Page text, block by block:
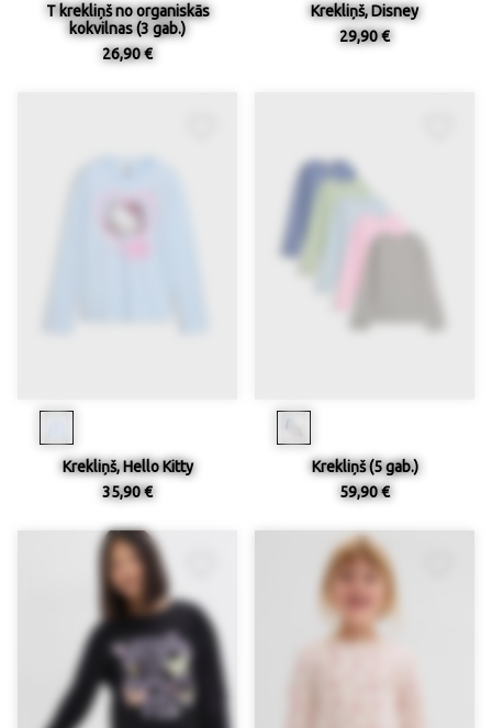
T krekliņš no organiskās
kokvilnas (3 gab.)
26,90 €
Krekliņš, Disney
29,90 €
Krekliņš, Hello Kitty
35,90 €
Krekliņš (5 gab.)
59,90 €